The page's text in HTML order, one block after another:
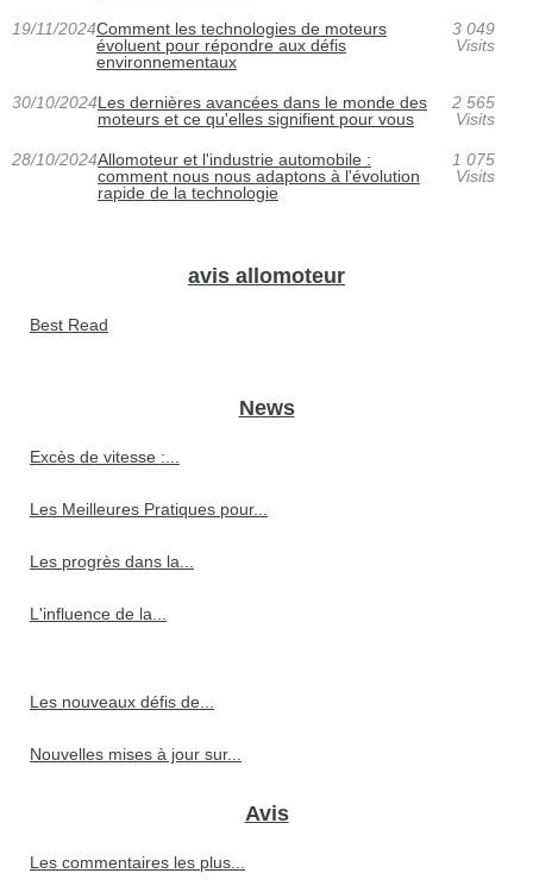
19/11/2024Comment les technologies de moteurs
évoluent pour répondre aux défis
environnementaux
3 049
Visits
30/10/2024Les dernières avancées dans le monde des
moteurs et ce qu'elles signifient pour vous
2 565
Visits
28/10/2024Allomoteur et l'industrie automobile :
comment nous nous adaptons à l'évolution
rapide de la technologie
1 075
Visits
avis allomoteur
Best Read
News
Excès de vitesse :...
Les Meilleures Pratiques pour...
Les progrès dans la...
L'influence de la...
Les nouveaux défis de...
Nouvelles mises à jour sur...
Avis
Les commentaires les plus...